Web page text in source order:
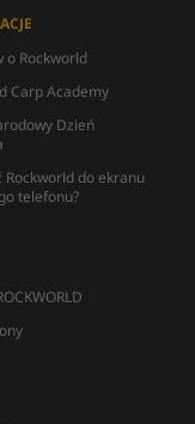
o Rockworld
Carp Academy
Dzień
Rockworld do ekranu
telefonu?